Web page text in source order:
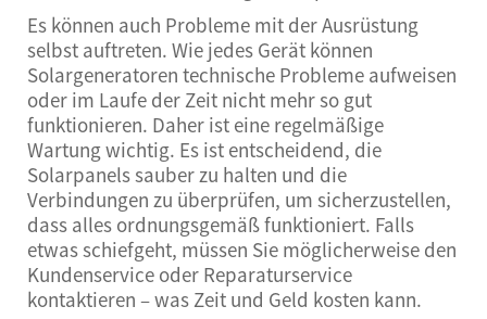
Es können auch Probleme mit der Ausrüstung
selbst auftreten. Wie jedes Gerät können
Solargeneratoren technische Probleme aufweisen
oder im Laufe der Zeit nicht mehr so gut
funktionieren. Daher ist eine regelmäßige
Wartung wichtig. Es ist entscheidend, die
Solarpanels sauber zu halten und die
Verbindungen zu überprüfen, um sicherzustellen,
dass alles ordnungsgemäß funktioniert. Falls
etwas schiefgeht, müssen Sie möglicherweise den
Kundenservice oder Reparaturservice
kontaktieren – was Zeit und Geld kosten kann.